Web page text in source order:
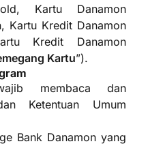
Kartu Danamon
Kartu Kredit Danamon
Kredit Danamon
Kartu”).
membaca dan
Ketentuan Umum
Bank Danamon yang